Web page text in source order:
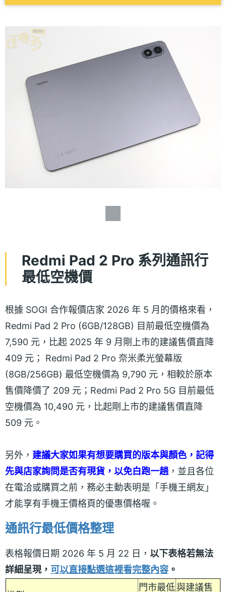
Redmi Pad 2 Pro 系列通訊行
最低空機價
根據 SOGI 合作報價店家 2026 年 5 月的價格來看，
Redmi Pad 2 Pro (6GB/128GB) 目前最低空機價為
7,590 元，比起 2025 年 9 月剛上市的建議售價直降
409 元； Redmi Pad 2 Pro 奈米柔光螢幕版
(8GB/256GB) 最低空機價為 9,790 元，相較於原本
售價降價了 209 元；Redmi Pad 2 Pro 5G 目前最低
空機價為 10,490 元，比起剛上市的建議售價直降
509 元。
另外， 建議大家如果有想要購買的版本與顏色，記得
先與店家詢問是否有現貨，以免白跑一趟 ，並且各位
在電洽或購買之前，務必主動表明是「手機王網友」
才能享有手機王價格頁的優惠價格喔。
通訊行最低價格整理
表格報價日期 2026 年 5 月 22 日， 以下表格若無法
詳細呈現， 可以直接點選這裡看完整內容 。
門市最低與建議售